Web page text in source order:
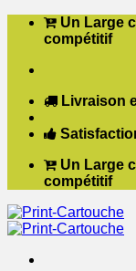
Passer Un Large
compétitif
Livraison
Un Large
compétitif